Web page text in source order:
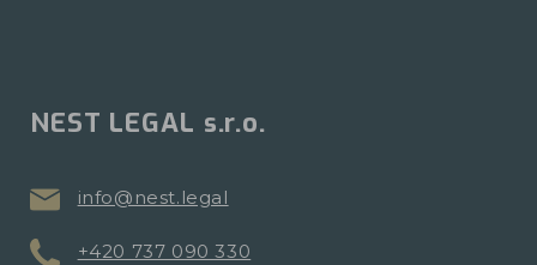
NEST LEGAL s.r.o.
info@nest.legal
+420 737 090 330